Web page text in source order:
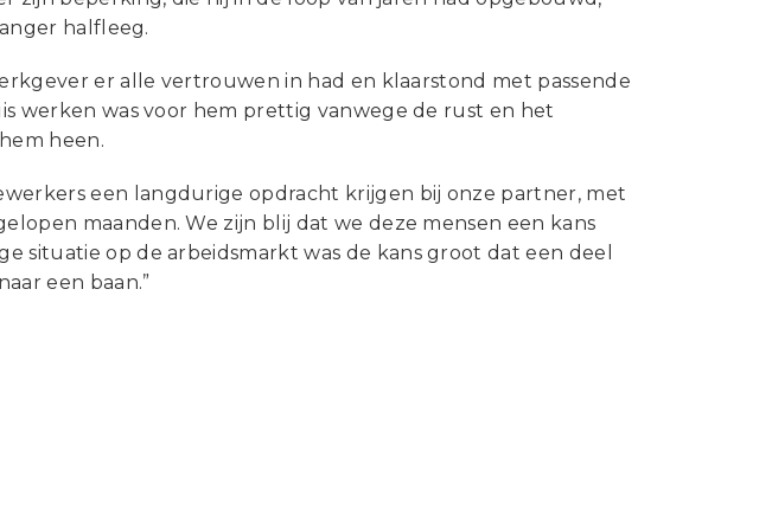
halfleeg.
er alle vertrouwen in had en klaarstond met passende
werken was voor hem prettig vanwege de rust en het
heen.
een langdurige opdracht krijgen bij onze partner, met
maanden. We zijn blij dat we deze mensen een kans
situatie op de arbeidsmarkt was de kans groot dat een deel
een baan.”